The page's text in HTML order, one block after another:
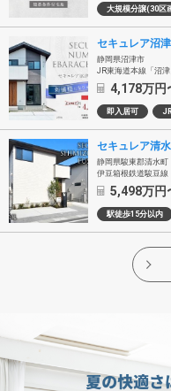
大規模分譲(30区
セキュレア沼
静岡県沼津市
JR東海道本線「沼
4,178万円
即入居可
セキュレア清
静岡県駿東郡清水町
伊豆箱根鉄道駿豆
5,498万円
駅徒歩15分以内